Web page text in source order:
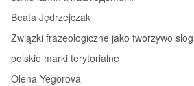
Beata Jędrzejczak
Związki frazeologiczne jako tworzywo
polskie marki terytorialne
Olena Yegorova